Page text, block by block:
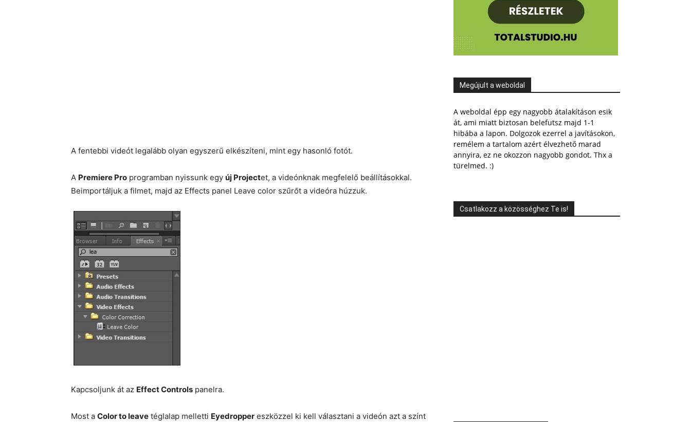
A fentebbi videót legalább olyan egyszerű elkészíteni, mint egy hasonló fotót.
A Premiere Pro programban nyissunk egy új Projectet, a videónknak megfelelő beállításokkal.
Beimportáljuk a filmet, majd az Effects panel Leave color szűrőt a videóra húzzuk.
Kapcsoljunk át az Effect Controls panelra.
Most a Color to leave téglalap melletti Eyedropper eszközzel ki kell választani a videón azt a színt
Megújult a weboldal
A weboldal épp egy nagyobb átalakításon esik
át, ami miatt biztosan belefutsz majd 1-1
hibába a lapon. Dolgozok ezerrel a javításokon,
remélem a tartalom azért élvezhető marad
annyira, ez ne okozzon nagyobb gondot. Thx a
türelmed. :)
Csatlakozz a közösséghez Te is!